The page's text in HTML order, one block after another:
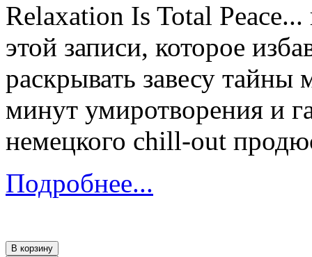
Relaxation Is Total
этой записи, которое
раскрывать завесу
минут умиротворения и
немецкого chill-out
Подробнее...
В корзину